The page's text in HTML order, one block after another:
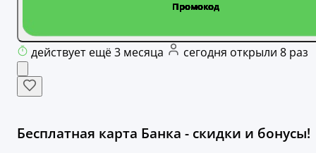
действует ещё 3 месяца сегодня открыли 8 раз
Бесплатная карта Банка - скидки и бонусы!